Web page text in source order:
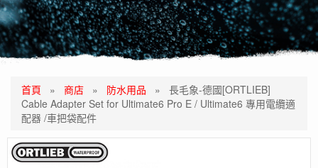
首頁 » 商店 » 防水用品 » 長毛象-德國[ORTLIEB]
Cable Adapter Set for Ultimate6 Pro E / Ultimate6 專用電纜適
配器 /車把袋配件